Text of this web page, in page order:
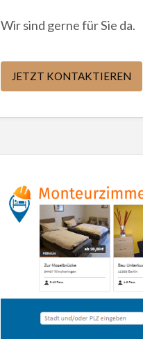
Wir sind gerne für Sie da.
JETZT KONTAKTIEREN